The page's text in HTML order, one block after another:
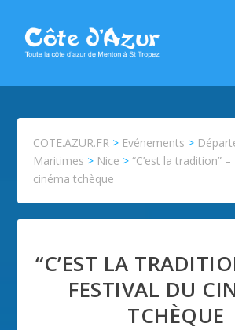
COTE.AZUR.FR > Evénements >
Maritimes > Nice >“C’est la tradition”
cinéma tchèque
“C’EST LA
FESTIVAL DU
TCHÈQUE